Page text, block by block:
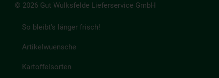
© 2026 Gut Wulksfelde Lieferservice GmbH
So bleibt's länger frisch!
Artikelwuensche
Kartoffelsorten